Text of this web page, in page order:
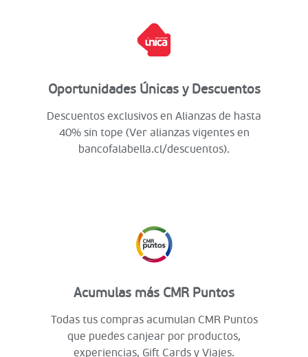
Oportunidades Únicas y Descuentos
Descuentos exclusivos en Alianzas de hasta
40% sin tope (Ver alianzas vigentes en
bancofalabella.cl/descuentos).
Acumulas más CMR Puntos
Todas tus compras acumulan CMR Puntos
que puedes canjear por productos,
experiencias, Gift Cards y Viajes.